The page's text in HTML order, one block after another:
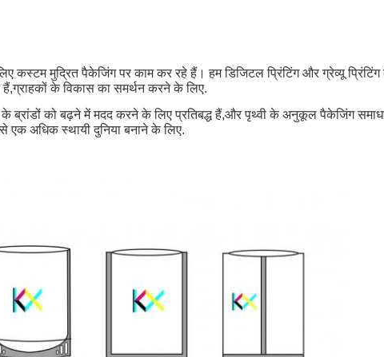
कस्टम मुद्रित पैकेजिंग पर काम कर रहे हैं। हम डिजिटल प्रिंटिंग और ग्रेव्यू
के विकास का समर्थन करने के लिए.
ब्रांडों को बढ़ने में मदद करने के लिए प्रतिबद्ध हैं,और पृथ्वी के अनुकूल पैकेजिंग
एक अधिक स्थायी दुनिया बनाने के लिए.